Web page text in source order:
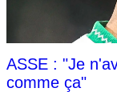
ASSE : "Je
comme ça"